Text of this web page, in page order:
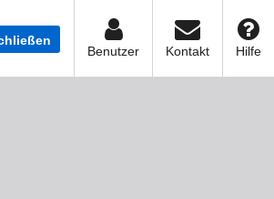
Benutzer Kontakt Hilfe